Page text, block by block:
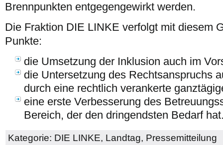
Brennpunkten entgegengewirkt werden.
Die Fraktion DIE LINKE verfolgt mit diesem
Punkte:
die Umsetzung der Inklusion auch im
die Untersetzung des Rechtsanspruchs
durch eine rechtlich verankerte
eine erste Verbesserung des
Bereich, der den dringendsten Bedarf
Kategorie: DIE LINKE, Landtag, Pressemitteilung